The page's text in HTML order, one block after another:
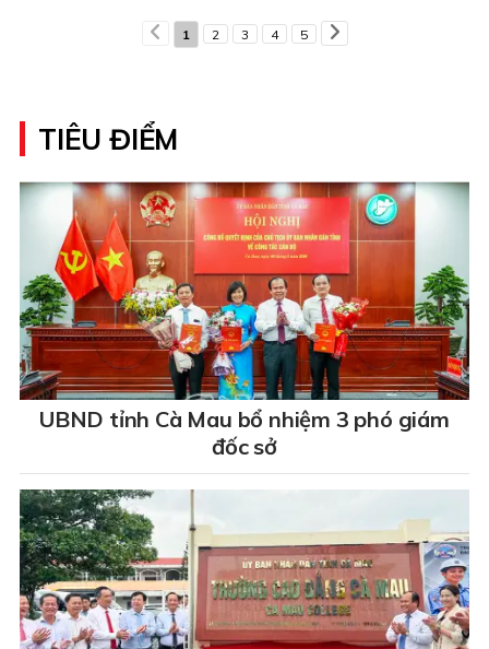
1 2 3 4 5
TIÊU ĐIỂM
UBND tỉnh Cà Mau bổ nhiệm 3 phó giám
đốc sở